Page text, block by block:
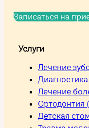
Записаться на
Услуги
Лечение
Диагностика
Лечение
Ортодонтия
Детская